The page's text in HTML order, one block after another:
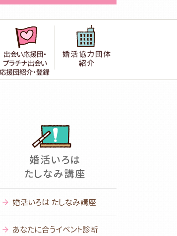
出会い応援団紹介・登録
婚活いろは たしなみ講座
あなたに合うイベント診断